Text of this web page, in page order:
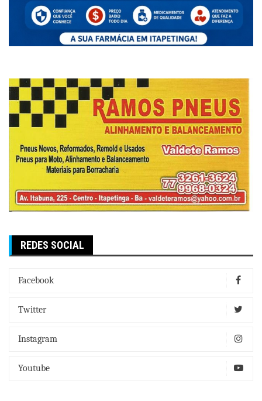
REDES SOCIAL
Facebook
Twitter
Instagram
Youtube